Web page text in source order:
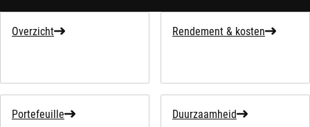
Overzicht Rendement & kosten
Portefeuille Duurzaamheid